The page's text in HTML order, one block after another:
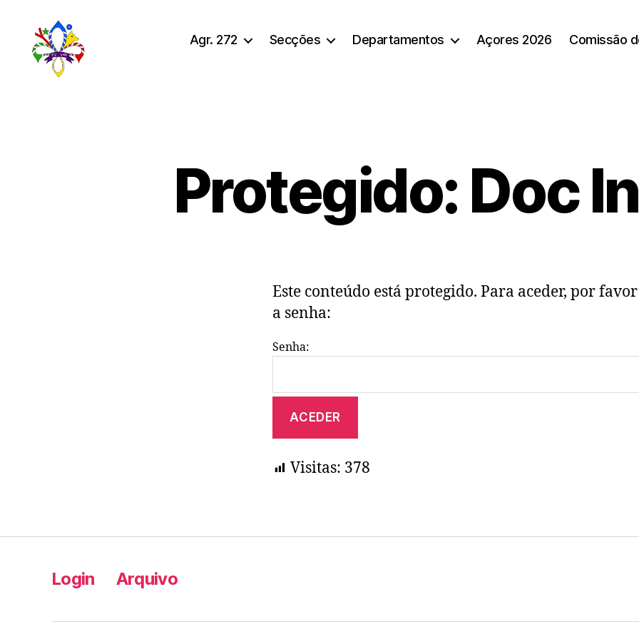
Agr. 272 Secções Departamentos Açores 2026 Comissão
Protegido: Doc
Este conteúdo está protegido. Para aceder, por
a senha:
Senha:
Visitas: 378
Login Arquivo